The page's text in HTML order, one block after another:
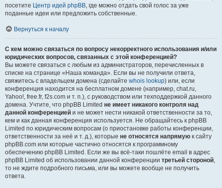
посетите Центр идей phpBB, где можно отдать свой голос за уже
поданные идеи или предложить собственные.
Вернуться к началу
С кем можно связаться по вопросу некорректного использования и/или
юридических вопросов, связанных с этой конференцией?
Вы можете связаться с любым из администраторов, перечисленных в
списке на странице «Наша команда». Если вы не получили ответа,
свяжитесь с владельцем домена (сделайте whois lookup) или, если
конференция находится на бесплатном домене (например, chat.ru,
Yahoo!, free.fr, f2s.com и т. п.), с руководством или техподдержкой данного
домена. Учтите, что phpBB Limited не имеет никакого контроля над
данной конференцией и не может нести никакой ответственности за то,
кем и как данная конференция используется. Не обращайтесь к phpBB
Limited по юридическим вопросам (о приостановке работы конференции,
ответственности за неё и т. д.), которые не относятся напрямую к сайту
phpBB.com или которые частично относятся к программному
обеспечению phpBB Limited. Если же вы всё-таки пошлёте email в адрес
phpBB Limited об использовании данной конференции третьей стороной,
то не ждите подробного письма, или вы можете вообще не получить
ответа.